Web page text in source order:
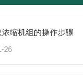
缩机组的操作步骤
26